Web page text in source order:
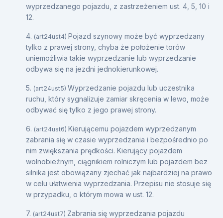
wyprzedzanego pojazdu, z zastrzeżeniem ust. 4, 5, 10 i
12.
4. (art24ust4) Pojazd szynowy może być wyprzedzany
tylko z prawej strony, chyba że położenie torów
uniemożliwia takie wyprzedzanie lub wyprzedzanie
odbywa się na jezdni jednokierunkowej.
5. (art24ust5) Wyprzedzanie pojazdu lub uczestnika
ruchu, który sygnalizuje zamiar skręcenia w lewo, może
odbywać się tylko z jego prawej strony.
6. (art24ust6) Kierującemu pojazdem wyprzedzanym
zabrania się w czasie wyprzedzania i bezpośrednio po
nim zwiększania prędkości. Kierujący pojazdem
wolnobieżnym, ciągnikiem rolniczym lub pojazdem bez
silnika jest obowiązany zjechać jak najbardziej na prawo
w celu ułatwienia wyprzedzania. Przepisu nie stosuje się
w przypadku, o którym mowa w ust. 12.
7. (art24ust7) Zabrania się wyprzedzania pojazdu